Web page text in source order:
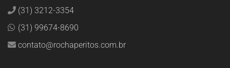
(31) 3212-3354
(31) 99674-8690
contato@rochaperitos.com.br